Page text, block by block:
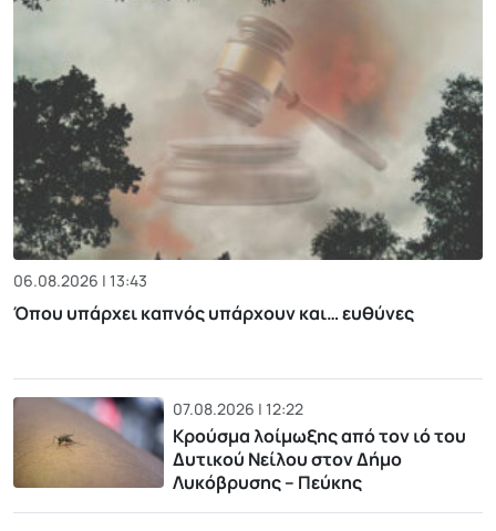
06.08.2026 | 13:43
Όπου υπάρχει καπνός υπάρχουν και… ευθύνες
07.08.2026 | 12:22
Κρούσμα λοίμωξης από τον ιό του
Δυτικού Νείλου στον Δήμο
Λυκόβρυσης – Πεύκης